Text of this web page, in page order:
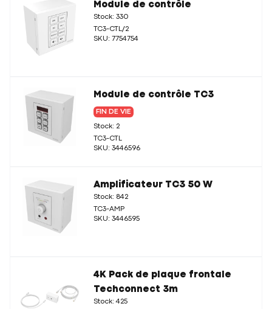
Module de contrôle
Stock: 330
TC3-CTL/2
SKU: 7754754
Module de contrôle TC3
FIN DE VIE
Stock: 2
TC3-CTL
SKU: 3446596
Amplificateur TC3 50 W
Stock: 842
TC3-AMP
SKU: 3446595
4K Pack de plaque frontale
Techconnect 3m
Stock: 425